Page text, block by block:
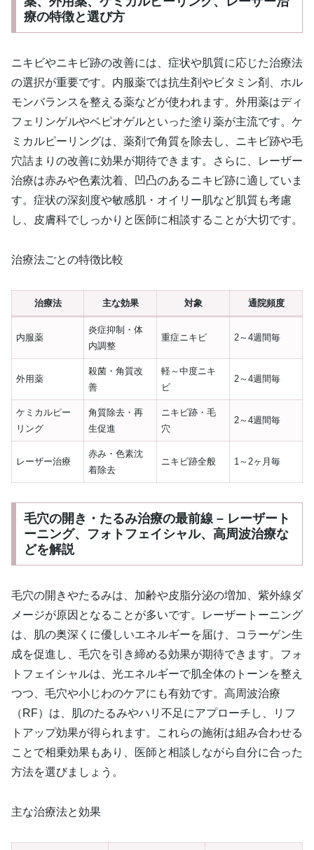
療の特徴と選び方
ニキビやニキビ跡の改善には、症状や肌質に応じた治療法
の選択が重要です。内服薬では抗生剤やビタミン剤、ホル
モンバランスを整える薬などが使われます。外用薬はディ
フェリンゲルやベピオゲルといった塗り薬が主流です。ケ
ミカルピーリングは、薬剤で角質を除去し、ニキビ跡や毛
穴詰まりの改善に効果が期待できます。さらに、レーザー
治療は赤みや色素沈着、凹凸のあるニキビ跡に適していま
す。症状の深刻度や敏感肌・オイリー肌など肌質も考慮
し、皮膚科でしっかりと医師に相談することが大切です。
治療法ごとの特徴比較
治療法 主な効果 対象 通院頻度
内服薬
炎症抑制・体
内調整
重症ニキビ 2～4週間毎
外用薬
殺菌・角質改
善
軽～中度ニキ
ビ
2～4週間毎
ケミカルピー
リング
角質除去・再
生促進
ニキビ跡・毛
穴
2～4週間毎
レーザー治療
赤み・色素沈
着除去
ニキビ跡全般 1～2ヶ月毎
毛穴の開き・たるみ治療の最前線 – レーザート
ーニング、フォトフェイシャル、高周波治療な
どを解説
毛穴の開きやたるみは、加齢や皮脂分泌の増加、紫外線ダ
メージが原因となることが多いです。レーザートーニング
は、肌の奥深くに優しいエネルギーを届け、コラーゲン生
成を促進し、毛穴を引き締める効果が期待できます。フォ
トフェイシャルは、光エネルギーで肌全体のトーンを整え
つつ、毛穴や小じわのケアにも有効です。高周波治療
（RF）は、肌のたるみやハリ不足にアプローチし、リフ
トアップ効果が得られます。これらの施術は組み合わせる
ことで相乗効果もあり、医師と相談しながら自分に合った
方法を選びましょう。
主な治療法と効果